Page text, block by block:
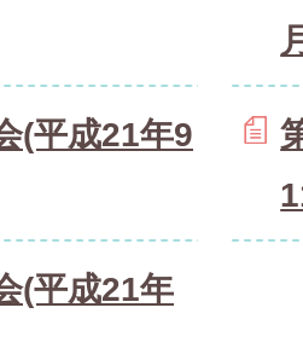
(平成21年9
(平成21年